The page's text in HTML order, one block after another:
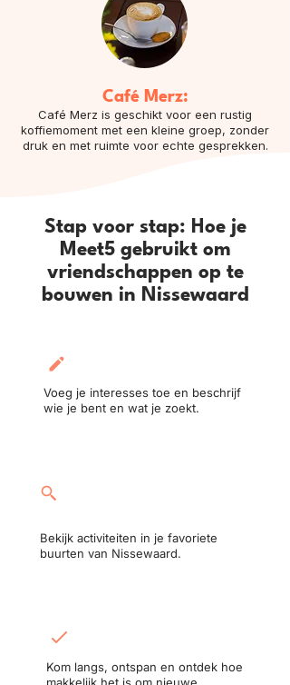
Café Merz:
Café Merz is geschikt voor een rustig
koffiemoment met een kleine groep, zonder
druk en met ruimte voor echte gesprekken.
Stap voor stap: Hoe je
Meet5 gebruikt om
vriendschappen op te
bouwen in Nissewaard
Voeg je interesses toe en beschrijf
wie je bent en wat je zoekt.
Bekijk activiteiten in je favoriete
buurten van Nissewaard.
Kom langs, ontspan en ontdek hoe